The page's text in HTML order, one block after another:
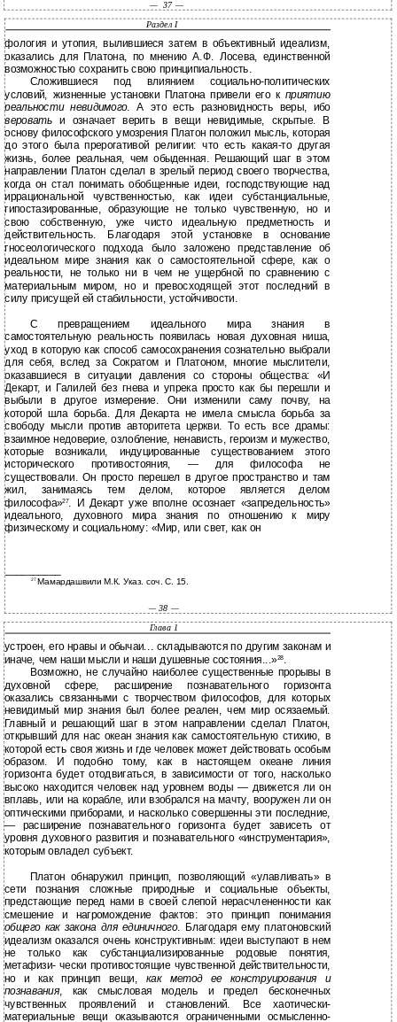
— 37 —
Раздел I
фология и утопия, вылившиеся затем в объективный идеализм,
оказались для Платона, по мнению А.Ф. Лосева, единственной
возможностью сохранить свою принципиальность.
Сложившиеся под влиянием социально-политических
условий, жизненные установки Платона привели его кприятию
реальности невидимого. А это есть разновидность веры, ибо
вероватьи означает верить в вещи невидимые, скрытые. В
основу философского умозрения Платон положил мысль, которая
до этого была прерогативой религии: что есть какая-то другая
жизнь, более реальная, чем обыденная. Решающий шаг в этом
направлении Платон сделал в зрелый период своего творчества,
когда он стал понимать обобщенные идеи, господствующие над
иррациональной чувственностью, как идеи субстанциальные,
гипостазированные, образующие не только чувственную, но и
свою собственную, уже чисто идеальную предметность и
действительность. Благодаря этой установке в основание
гносеологического подхода было заложено представление об
идеальном мире знания как о самостоятельной сфере, как о
реальности, не только ни в чем не ущербной по сравнению с
материальным миром, но и превосходящей этот последний в
силу присущей ей стабильности, устойчивости.
С превращением идеального мира знания в
самостоятельную реальность появилась новая духовная ниша,
уход в которую как способ самосохранения сознательно выбрали
для себя, вслед за Сократом и Платоном, многие мыслители,
оказавшиеся в ситуации давления со стороны общества: «И
Декарт, и Галилей без гнева и упрека просто как бы перешли и
выбыли в другое измерение. Они изменили саму почву, на
которой шла борьба. Для Декарта не имела смысла борьба за
свободу мысли против авторитета церкви. То есть все драмы:
взаимное недоверие, озлобление, ненависть, героизм и мужество,
которые возникали, индуцированные существованием этого
исторического противостояния, — для философа не
существовали. Он просто перешел в другое пространство и там
жил, занимаясь тем делом, которое является делом
философа»27. И Декарт уже вполне осознает «запредельность»
идеального, духовного мира знания по отношению к миру
физическому и социальному: «Мир, или свет, как он
__________
27Мамардашвили М.К. Указ. соч. С. 15.
— 38 —
Глава 1
устроен, его нравы и обычаи... складываются по другим законам и
иначе, чем наши мысли и наши душевные состояния...»28.
Возможно, не случайно наиболее существенные прорывы в
духовной сфере, расширение познавательного горизонта
оказались связанными с творчеством философов, для которых
невидимый мир знания был более реален, чем мир осязаемый.
Главный и решающий шаг в этом направлении сделал Платон,
открывший для нас океан знания как самостоятельную стихию, в
которой есть своя жизнь и где человек может действовать особым
образом. И подобно тому, как в настоящем океане линия
горизонта будет отодвигаться, в зависимости от того, насколько
высоко находится человек над уровнем воды — движется ли он
вплавь, или на корабле, или взобрался на мачту, вооружен ли он
оптическими приборами, и насколько совершенны эти последние,
— расширение познавательного горизонта будет зависеть от
уровня духовного развития и познавательного «инструментария»,
которым овладел субъект.
Платон обнаружил принцип, позволяющий «улавливать» в
сети познания сложные природные и социальные объекты,
предстающие перед нами в своей слепой нерасчлененности как
смешение и нагромождение фактов: это принцип понимания
общего как закона для единичного. Благодаря ему платоновский
идеализм оказался очень конструктивным: идеи выступают в нем
не только как субстанциализированные родовые понятия,
метафизи- чески противостоящие чувственной действительности,
но и как принцип вещи, как метод ее конструирования и
познавания, как смысловая модель и предел бесконечных
чувственных проявлений и становлений. Все хаотически-
материальные вещи оказываются ограниченными осмысленно-